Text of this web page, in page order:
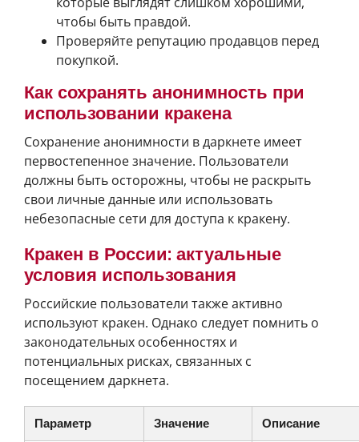
чтобы быть правдой.
Проверяйте репутацию продавцов перед
покупкой.
Как сохранять анонимность при
использовании кракена
Сохранение анонимности в даркнете имеет
первостепенное значение. Пользователи
должны быть осторожны, чтобы не раскрыть
свои личные данные или использовать
небезопасные сети для доступа к кракену.
Кракен в России: актуальные
условия использования
Российские пользователи также активно
используют кракен. Однако следует помнить о
законодательных особенностях и
потенциальных рисках, связанных с
посещением даркнета.
Параметр Значение Описание